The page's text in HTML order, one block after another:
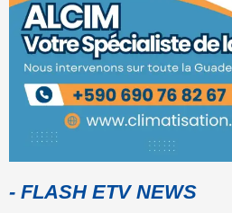
- FLASH ETV NEWS